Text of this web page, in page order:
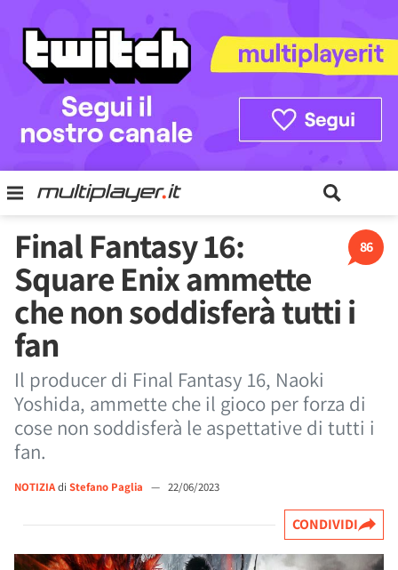
86
Final Fantasy 16:
Square Enix ammette
che non soddisferà tutti i
fan
Il producer di Final Fantasy 16, Naoki
Yoshida, ammette che il gioco per forza di
cose non soddisferà le aspettative di tutti i
fan.
NOTIZIAdi Stefano Paglia — 22/06/2023
CONDIVIDI